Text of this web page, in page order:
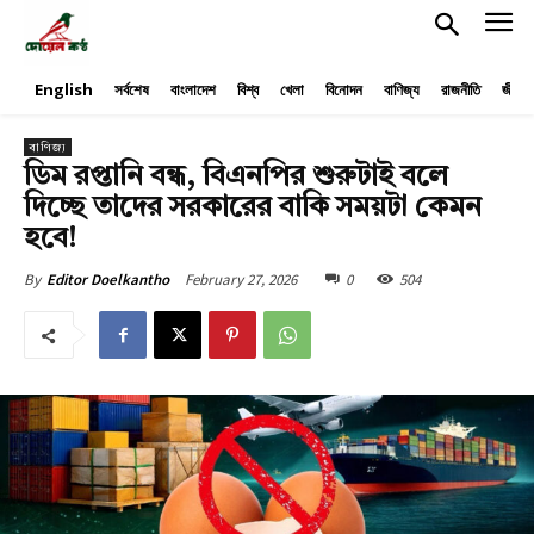
English সর্বশেষ বাংলাদেশ বিশ্ব খেলা বিনোদন বাণিজ্য রাজনীতি
বাণিজ্য
ডিম রপ্তানি বন্ধ, বিএনপির শুরুটাই বলে
দিচ্ছে তাদের সরকারের বাকি সময়টা কেমন
হবে!
By Editor Doelkantho February 27, 2026 0 504